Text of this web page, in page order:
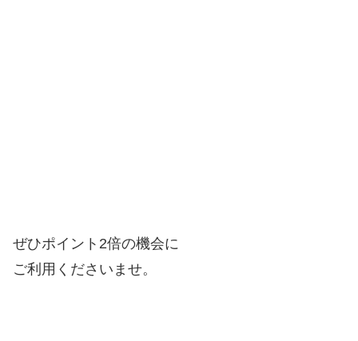
ぜひポイント2倍の機会に
ご利用くださいませ。